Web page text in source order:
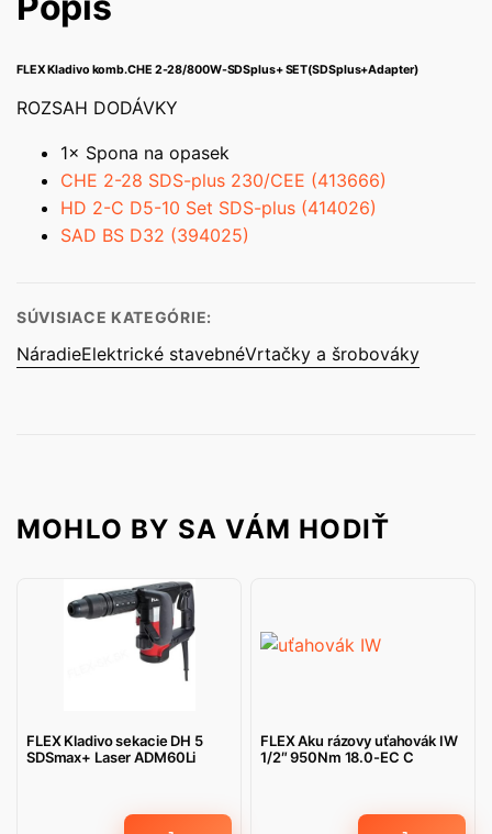
FLEX Kladivo komb.CHE 2-28/800W-SDSplus+ SET(SDSplus+Adapter)
ROZSAH DODÁVKY
1× Spona na opasek
CHE 2-28 SDS-plus 230/CEE (413666)
HD 2-C D5-10 Set SDS-plus (414026)
SAD BS D32 (394025)
SÚVISIACE KATEGÓRIE:
NáradieElektrické stavebnéVrtačky a šrobováky
MOHLO BY SA VÁM HODIŤ
FLEX Kladivo sekacie DH 5
SDSmax+ Laser ADM60Li
FLEX Aku rázovy uťahovák IW
1/2″ 950Nm 18.0-EC C